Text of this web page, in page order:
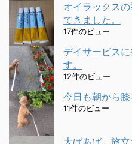
オイラックス
てきました。
17件のビュー
デイサービス
す。
12件のビュー
今日も朝から膝
11件のビュー
大ばあば、旅立